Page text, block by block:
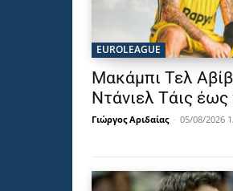
EUROLEAGUE
Μακάμπι Τελ
Ντάνιελ Τάις
Γιώργος Αριδαίας - 05/08/2026